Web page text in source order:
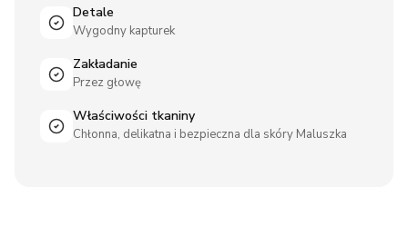
Detale
Wygodny kapturek
Zakładanie
Przez głowę
Właściwości tkaniny
Chłonna, delikatna i bezpieczna dla skóry Maluszka